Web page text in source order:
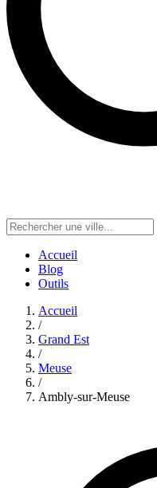
Accueil
Blog
Outils
Accueil
/
Grand Est
/
Meuse
/
Ambly-sur-Meuse